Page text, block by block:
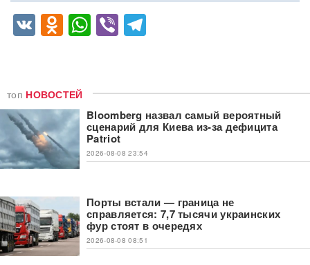
VKOdnoklassniki
WhatsApp
Viber
топ НОВОСТЕЙ
Bloomberg назвал самый вероятный
сценарий для Киева из-за дефицита
Patriot
2026-08-08 23:54
Порты встали — граница не
справляется: 7,7 тысячи украинских
фур стоят в очередях
2026-08-08 08:51